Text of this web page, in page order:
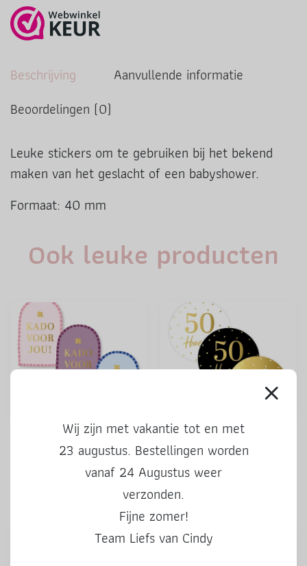
Beschrijving
Aanvullende informatie
Beoordelingen (0)
Leuke stickers om te gebruiken bij het bekend
maken van het geslacht of een babyshower.
Formaat: 40 mm
Ook leuke producten
Stickers | Kado voor jou |
kleur | 3 stuks
Stickers | 50 Hoera | 3 stuks
0,50
Wij zijn met vakantie tot en met
23 augustus. Bestellingen worden
vanaf 24 Augustus weer
verzonden.
Fijne zomer!
Team Liefs van Cindy